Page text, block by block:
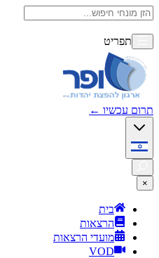
תפריט
תרום עכשיו ←
×
בית
הרצאות
מועדי הרצאות
VOD